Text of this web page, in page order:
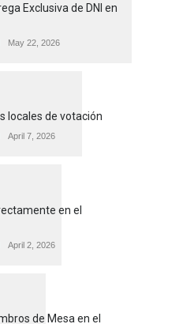
Exclusiva de DNI en
May 22, 2026
locales de votación
April 7, 2026
en el
April 2, 2026
de Mesa en el